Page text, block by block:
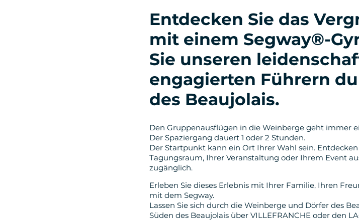
Entdecken Sie das
mit einem Segway®-
Sie unseren
engagierten Führern
des Beaujolais.
Den Gruppenausflügen in die Weinberge geht immer
Der Spaziergang dauert 1 oder 2 Stunden.
Der Startpunkt kann ein Ort Ihrer Wahl sein.
Tagungsraum, Ihrer Veranstaltung oder Ihrem Event
zugänglich.
Erleben Sie dieses Erlebnis mit Ihrer Familie, Ihren
mit dem Segway.
Lassen Sie sich durch die Weinberge und Dörfer des
Süden des Beaujolais über VILLEFRANCHE oder den